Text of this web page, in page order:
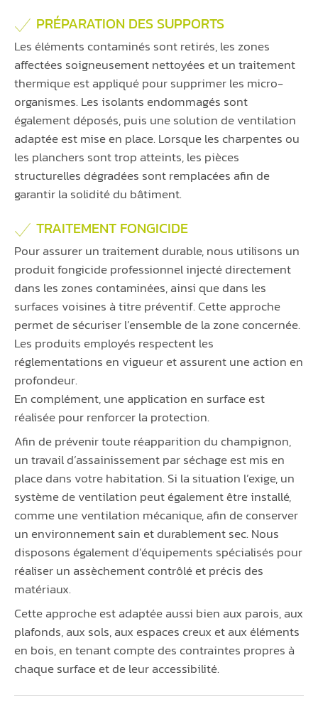
PRÉPARATION DES SUPPORTS
Les éléments contaminés sont retirés, les zones
affectées soigneusement nettoyées et un traitement
thermique est appliqué pour supprimer les micro-
organismes. Les isolants endommagés sont
également déposés, puis une solution de ventilation
adaptée est mise en place. Lorsque les charpentes ou
les planchers sont trop atteints, les pièces
structurelles dégradées sont remplacées afin de
garantir la solidité du bâtiment.
TRAITEMENT FONGICIDE
Pour assurer un traitement durable, nous utilisons un
produit fongicide professionnel injecté directement
dans les zones contaminées, ainsi que dans les
surfaces voisines à titre préventif. Cette approche
permet de sécuriser l’ensemble de la zone concernée.
Les produits employés respectent les
réglementations en vigueur et assurent une action en
profondeur.
En complément, une application en surface est
réalisée pour renforcer la protection.
Afin de prévenir toute réapparition du champignon,
un travail d’assainissement par séchage est mis en
place dans votre habitation. Si la situation l’exige, un
système de ventilation peut également être installé,
comme une ventilation mécanique, afin de conserver
un environnement sain et durablement sec. Nous
disposons également d’équipements spécialisés pour
réaliser un assèchement contrôlé et précis des
matériaux.
Cette approche est adaptée aussi bien aux parois, aux
plafonds, aux sols, aux espaces creux et aux éléments
en bois, en tenant compte des contraintes propres à
chaque surface et de leur accessibilité.